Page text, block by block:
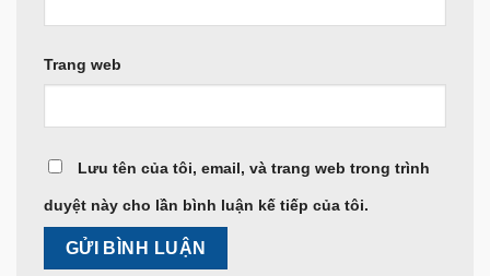
Trang web
Lưu tên của tôi, email, và trang web trong trình
duyệt này cho lần bình luận kế tiếp của tôi.